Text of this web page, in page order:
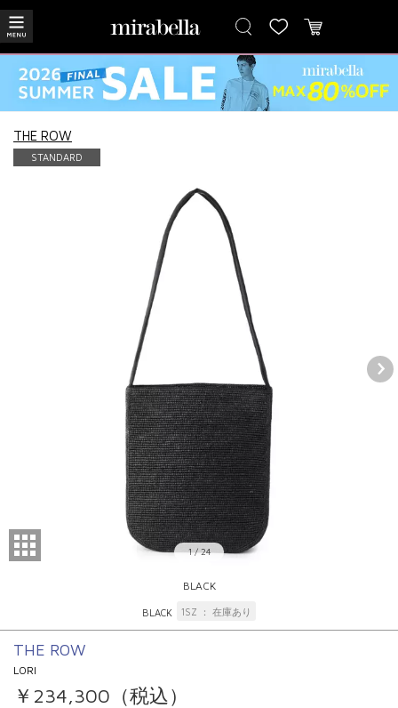
THE ROW
STANDARD
1/24
BLACK
BLACK 1SZ 在庫あり
THE ROW
LORI
￥234,300（税込）